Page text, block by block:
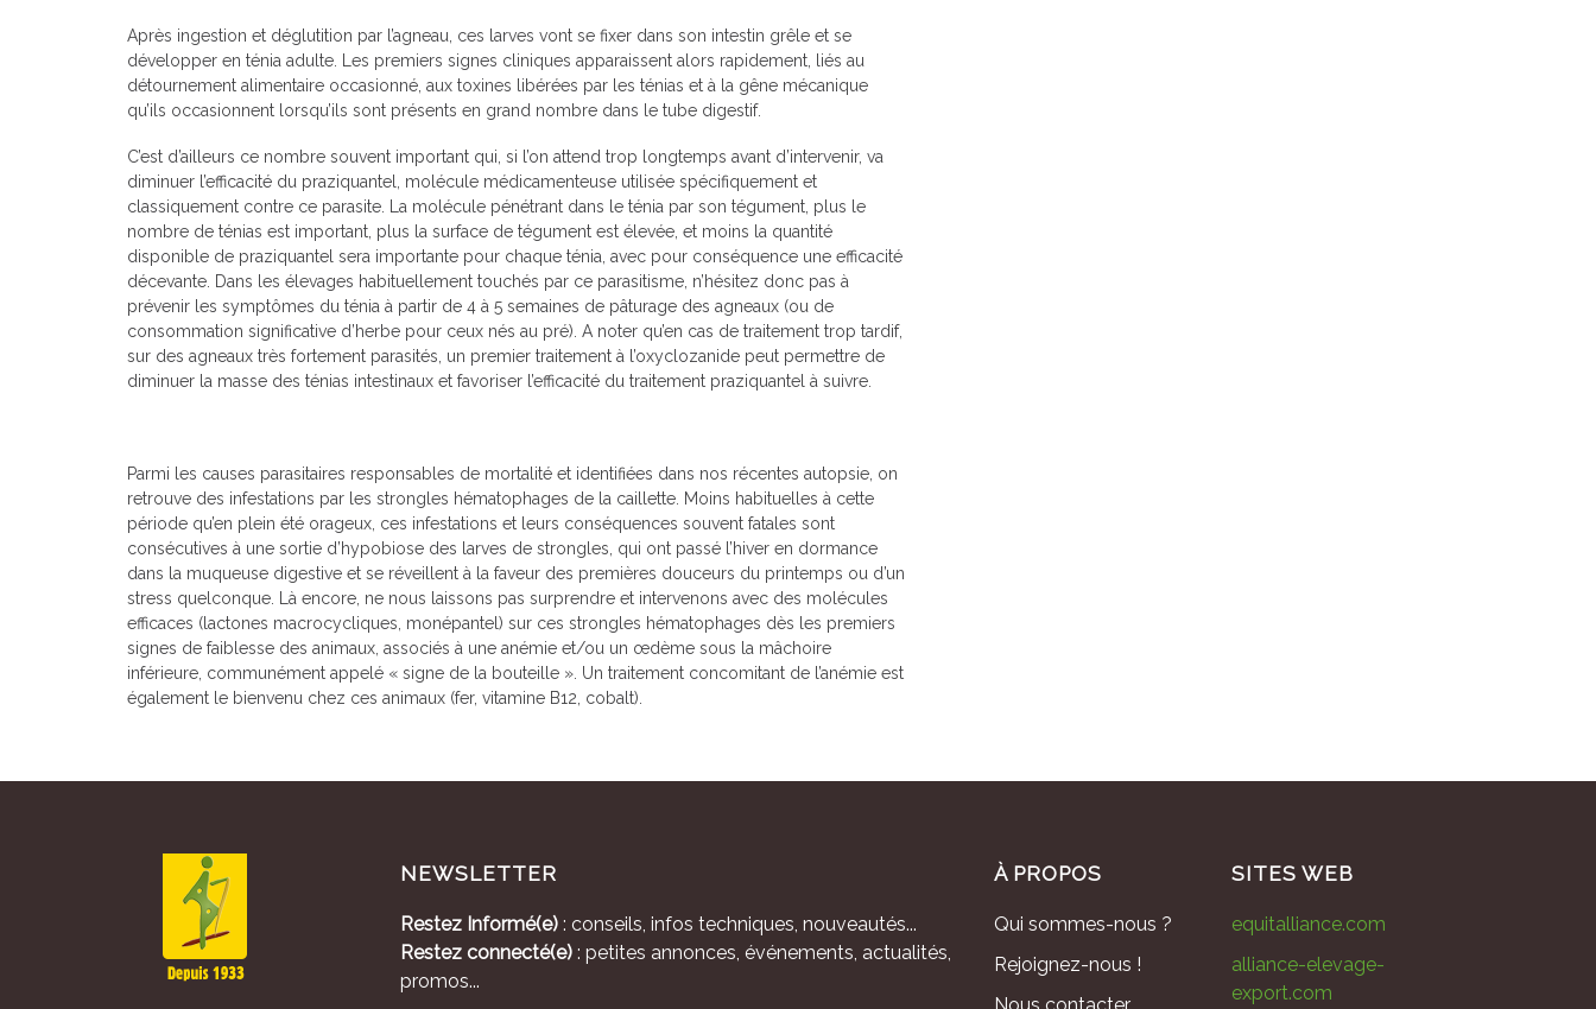
Après ingestion et déglutition par l’agneau, ces larves vont se fixer dans son intestin grêle et se
développer en ténia adulte. Les premiers signes cliniques apparaissent alors rapidement, liés au
détournement alimentaire occasionné, aux toxines libérées par les ténias et à la gêne mécanique
qu’ils occasionnent lorsqu’ils sont présents en grand nombre dans le tube digestif.
C’est d’ailleurs ce nombre souvent important qui, si l’on attend trop longtemps avant d’intervenir, va
diminuer l’efficacité du praziquantel, molécule médicamenteuse utilisée spécifiquement et
classiquement contre ce parasite. La molécule pénétrant dans le ténia par son tégument, plus le
nombre de ténias est important, plus la surface de tégument est élevée, et moins la quantité
disponible de praziquantel sera importante pour chaque ténia, avec pour conséquence une efficacité
décevante. Dans les élevages habituellement touchés par ce parasitisme, n’hésitez donc pas à
prévenir les symptômes du ténia à partir de 4 à 5 semaines de pâturage des agneaux (ou de
consommation significative d’herbe pour ceux nés au pré). A noter qu’en cas de traitement trop tardif,
sur des agneaux très fortement parasités, un premier traitement à l’oxyclozanide peut permettre de
diminuer la masse des ténias intestinaux et favoriser l’efficacité du traitement praziquantel à suivre.
Parmi les causes parasitaires responsables de mortalité et identifiées dans nos récentes autopsie, on
retrouve des infestations par les strongles hématophages de la caillette. Moins habituelles à cette
période qu’en plein été orageux, ces infestations et leurs conséquences souvent fatales sont
consécutives à une sortie d’hypobiose des larves de strongles, qui ont passé l’hiver en dormance
dans la muqueuse digestive et se réveillent à la faveur des premières douceurs du printemps ou d’un
stress quelconque. Là encore, ne nous laissons pas surprendre et intervenons avec des molécules
efficaces (lactones macrocycliques, monépantel) sur ces strongles hématophages dès les premiers
signes de faiblesse des animaux, associés à une anémie et/ou un œdème sous la mâchoire
inférieure, communément appelé « signe de la bouteille ». Un traitement concomitant de l’anémie est
également le bienvenu chez ces animaux (fer, vitamine B12, cobalt).
À PROPOS
Qui sommes-nous ?
Rejoignez-nous !
SITES WEB
equitalliance.com
alliance-elevage-
export.com
NEWSLETTER
Restez Informé(e) : conseils, infos techniques, nouveautés...
Restez connecté(e) : petites annonces, événements, actualités,
promos...